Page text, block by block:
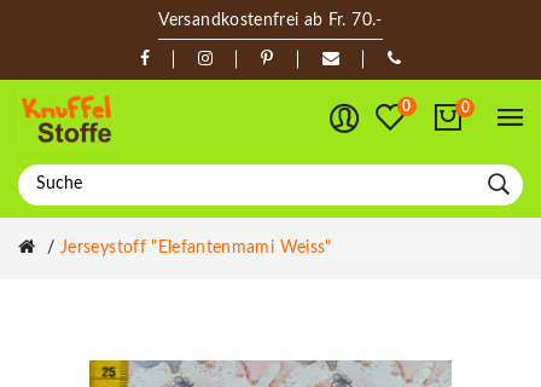
Versandkostenfrei ab Fr. 70.-
0 0
Jerseystoff "Elefantenmami Weiss"